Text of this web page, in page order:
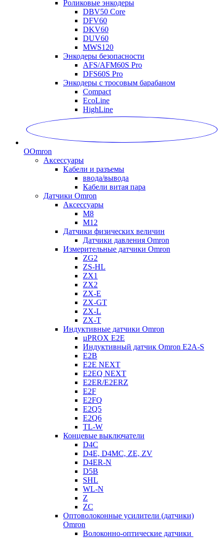
Роликовые энкодеры
DBV50 Core
DFV60
DKV60
DUV60
MWS120
Энкодеры безопасности
AFS/AFM60S Pro
DFS60S Pro
Энкодеры с тросовым барабаном
Compact
EcoLine
HighLine
OOmron
Аксессуары
Кабели и разъемы
ввода/вывода
Кабели витая пара
Датчики Omron
Аксессуары
M8
M12
Датчики физических величин
Датчики давления Omron
Измерительные датчики Omron
ZG2
ZS-HL
ZX1
ZX2
ZX-E
ZX-GT
ZX-L
ZX-T
Индуктивные датчики Omron
µPROX E2E
Индуктивный датчик Omron E2A-S
E2B
E2E NEXT
E2EQ NEXT
E2ER/E2ERZ
E2F
E2FQ
E2Q5
E2Q6
TL-W
Концевые выключатели
D4C
D4E, D4MC, ZE, ZV
D4ER-N
D5B
SHL
WL-N
Z
ZC
Оптоволоконные усилители (датчики)
Omron
Волоконно-оптические датчики